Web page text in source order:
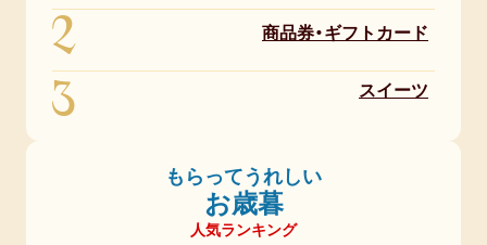
2 商品券・ギフトカード
3 スイーツ
もらってうれしい
お歳暮
人気ランキング